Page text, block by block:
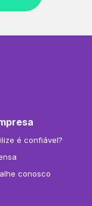
é confiável?
conosco